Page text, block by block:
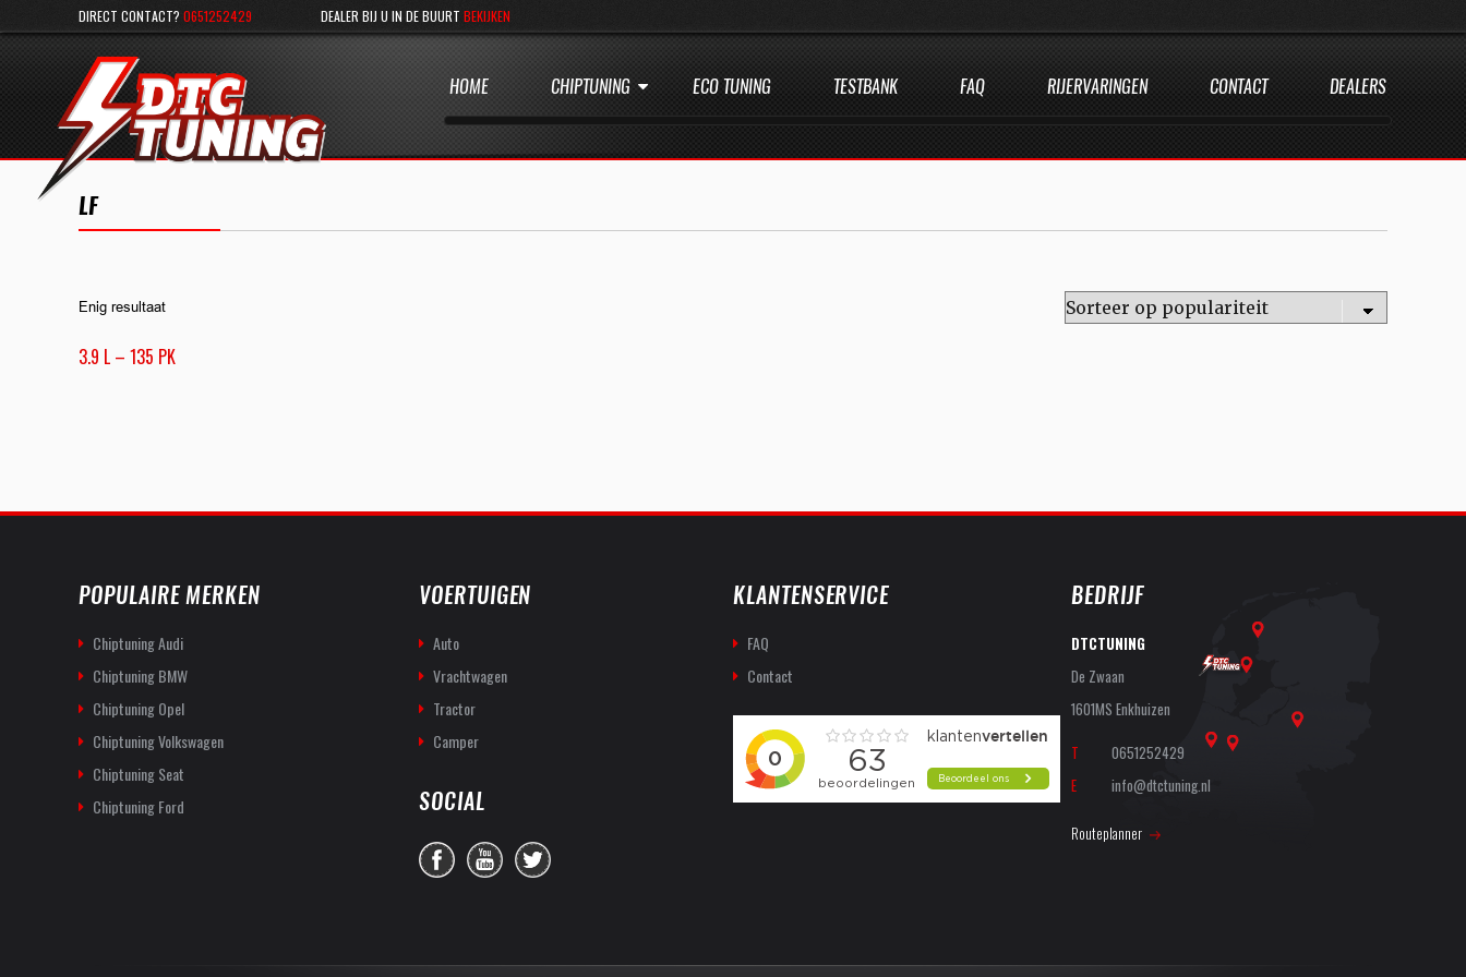
DIRECT CONTACT? 0651252429 DEALER BIJ U IN DE BUURT BEKIJKEN
HOME CHIPTUNING ECO TUNING TESTBANK FAQ RIJERVARINGEN CONTACT DEALERS
LF
Enig resultaat
3.9 L – 135 PK
POPULAIRE MERKEN
Chiptuning Audi
Chiptuning BMW
Chiptuning Opel
Chiptuning Volkswagen
Chiptuning Seat
Chiptuning Ford
VOERTUIGEN
Auto
Vrachtwagen
Tractor
Camper
SOCIAL
KLANTENSERVICE
FAQ
Contact
BEDRIJF
DTCTUNING
De Zwaan
1601MS Enkhuizen
T
0651252429
E
info@dtctuning.nl
Routeplanner